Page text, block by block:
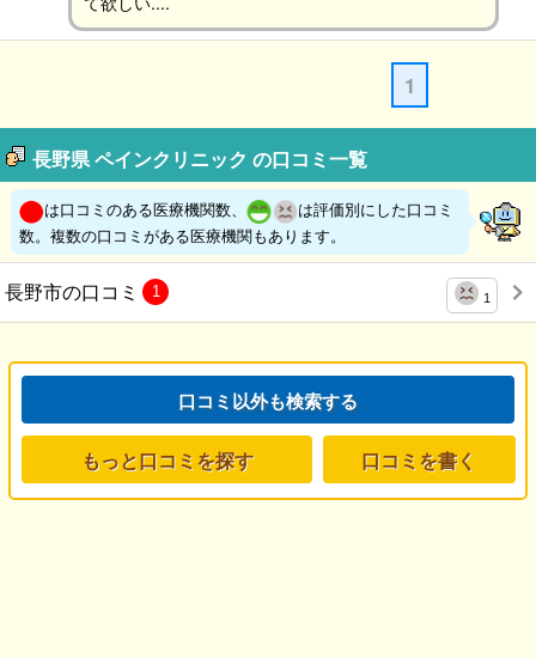
1
長野県 ペインクリニック の口コミ一覧
は口コミのある医療機関数、
は評価別にした口コミ
数。複数の口コミがある医療機関もあります。
長野市の口コミ 1
1
口コミ以外も検索する
もっと口コミを探す 口コミを書く